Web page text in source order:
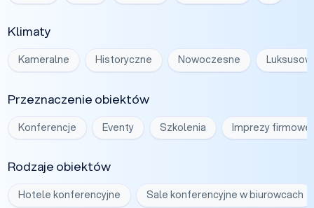
Klimaty
Kameralne Historyczne Nowoczesne
Przeznaczenie obiektów
Konferencje Eventy Szkolenia Imprezy firmowe
Rodzaje obiektów
Hotele konferencyjne Sale konferencyjne w biurowcach